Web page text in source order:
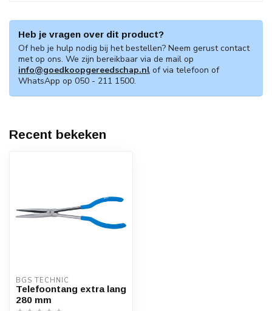
Heb je vragen over dit product?
Of heb je hulp nodig bij het bestellen? Neem gerust contact
met op ons. We zijn bereikbaar via de mail op
info@goedkoopgereedschap.nl of via telefoon of
WhatsApp op 050 - 211 1500.
Recent bekeken
BGS TECHNIC
Telefoontang extra lang
280 mm